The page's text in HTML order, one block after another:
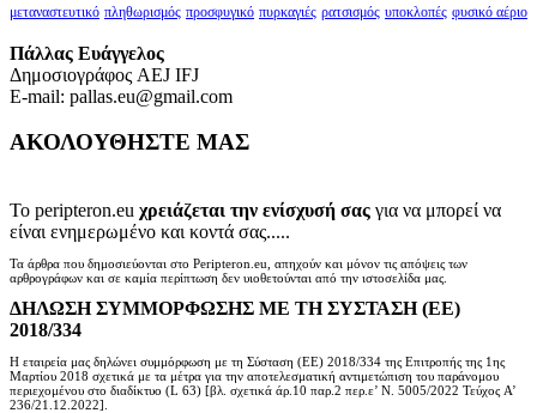
μεταναστευτικό πληθωρισμός προσφυγικό πυρκαγιές ρατσισμός υποκλοπές φυσικό αέριο
Πάλλας Ευάγγελος
Δημοσιογράφος AEJ ΙFJ
E-mail: pallas.eu@gmail.com
ΑΚΟΛΟΥΘΗΣΤΕ ΜΑΣ
Το peripteron.eu χρειάζεται την ενίσχυσή σας για να μπορεί να
είναι ενημερωμένο και κοντά σας.....
Τα άρθρα που δημοσιεύονται στο Peripteron.eu, απηχούν και μόνον τις απόψεις των
αρθρογράφων και σε καμία περίπτωση δεν υιοθετούνται από την ιστοσελίδα μας.
ΔΗΛΩΣΗ ΣΥΜΜΟΡΦΩΣΗΣ ΜΕ ΤΗ ΣΥΣΤΑΣΗ (ΕΕ)
2018/334
Η εταιρεία μας δηλώνει συμμόρφωση με τη Σύσταση (ΕΕ) 2018/334 της Επιτροπής της 1ης
Μαρτίου 2018 σχετικά με τα μέτρα για την αποτελεσματική αντιμετώπιση του παράνομου
περιεχομένου στο διαδίκτυο (L 63) [βλ. σχετικά άρ.10 παρ.2 περ.ε’ Ν. 5005/2022 Τεύχος A’
236/21.12.2022].